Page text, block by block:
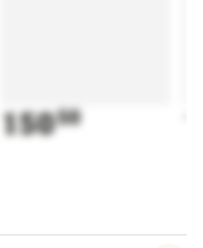
15050